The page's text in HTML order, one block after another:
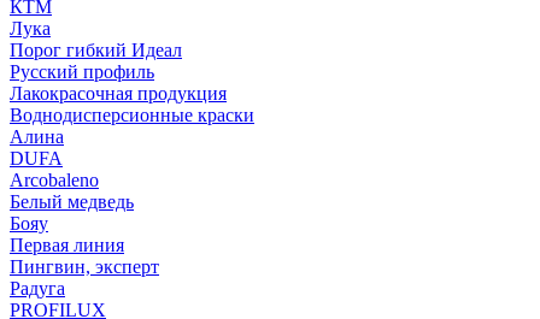
КТМ
Лука
Порог гибкий Идеал
Русский профиль
Лакокрасочная продукция
Воднодисперсионные краски
Алина
DUFA
Arcobaleno
Белый медведь
Бояу
Первая линия
Пингвин, эксперт
Радуга
PROFILUX